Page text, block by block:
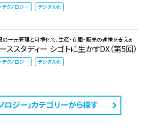
テクノロジー デジタル化
の一元管理と可視化で、生産・在庫・販売の連携を支える
ススタディー シゴトに生かすDX（第5回）
テクノロジー デジタル化
ロジー」カテゴリーから探す